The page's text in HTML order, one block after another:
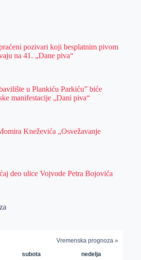
pozivari koji besplatnim pivom
na 41. „Dane piva“
u Plankiću Parkiću” biće
manifestacije „Dani piva“
Kneževića „Osvežavanje
deo ulice Vojvode Petra Bojovića